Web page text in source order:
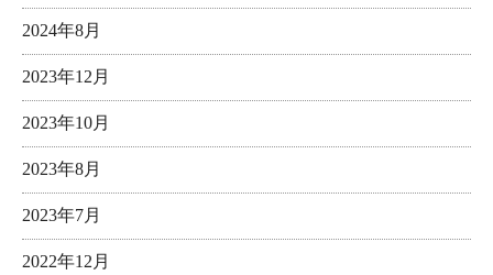
2024年8月
2023年12月
2023年10月
2023年8月
2023年7月
2022年12月